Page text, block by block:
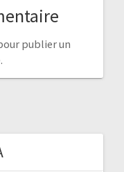
publier un